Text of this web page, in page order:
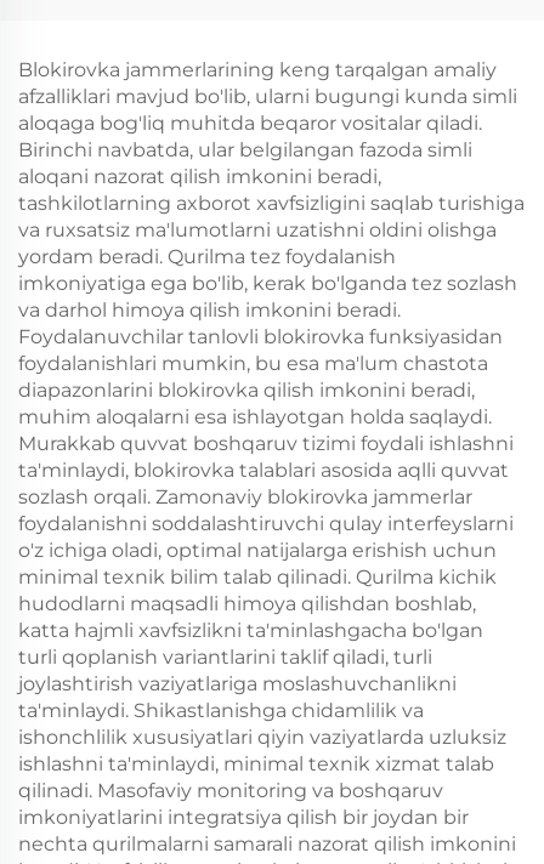
Blokirovka jammerlarining keng tarqalgan amaliy
afzalliklari mavjud bo'lib, ularni bugungi kunda simli
aloqaga bog'liq muhitda beqaror vositalar qiladi.
Birinchi navbatda, ular belgilangan fazoda simli
aloqani nazorat qilish imkonini beradi,
tashkilotlarning axborot xavfsizligini saqlab turishiga
va ruxsatsiz ma'lumotlarni uzatishni oldini olishga
yordam beradi. Qurilma tez foydalanish
imkoniyatiga ega bo'lib, kerak bo'lganda tez sozlash
va darhol himoya qilish imkonini beradi.
Foydalanuvchilar tanlovli blokirovka funksiyasidan
foydalanishlari mumkin, bu esa ma'lum chastota
diapazonlarini blokirovka qilish imkonini beradi,
muhim aloqalarni esa ishlayotgan holda saqlaydi.
Murakkab quvvat boshqaruv tizimi foydali ishlashni
ta'minlaydi, blokirovka talablari asosida aqlli quvvat
sozlash orqali. Zamonaviy blokirovka jammerlar
foydalanishni soddalashtiruvchi qulay interfeyslarni
o'z ichiga oladi, optimal natijalarga erishish uchun
minimal texnik bilim talab qilinadi. Qurilma kichik
hudodlarni maqsadli himoya qilishdan boshlab,
katta hajmli xavfsizlikni ta'minlashgacha bo'lgan
turli qoplanish variantlarini taklif qiladi, turli
joylashtirish vaziyatlariga moslashuvchanlikni
ta'minlaydi. Shikastlanishga chidamlilik va
ishonchlilik xususiyatlari qiyin vaziyatlarda uzluksiz
ishlashni ta'minlaydi, minimal texnik xizmat talab
qilinadi. Masofaviy monitoring va boshqaruv
imkoniyatlarini integratsiya qilish bir joydan bir
nechta qurilmalarni samarali nazorat qilish imkonini